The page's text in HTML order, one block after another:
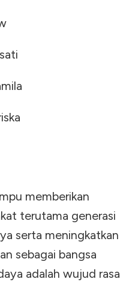
memberikan
terutama generasi
serta meningkatkan
sebagai bangsa
adalah wujud rasa